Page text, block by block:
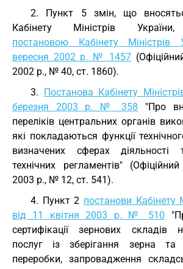
2. Пункт 5 змін, що
Кабінету Міністрів
постановою Кабінету
вересня 2002 р. № 1457
2002 р., № 40, ст. 1860).
3. Постанова Кабінету
березня 2003 р. № 358 "Про
переліків центральних органів
які покладаються функції
визначених сферах діяльності
технічних регламентів"
2003 р., № 12, ст. 541).
4. Пункт 2 постанови Кабінету
від 11 квітня 2003 р. № 510
сертифікації зернових складів
послуг із зберігання зерна та
переробки, запровадження